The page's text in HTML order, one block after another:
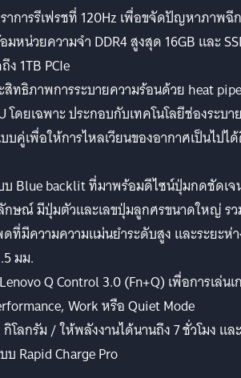
าการรีเฟรชที่ 120Hz เพื่อขจัดปัญหาภาพฉีก
มหน่วยความจำ DDR4 สูงสุด 16GB และ
1TB PCIe
สิทธิภาพการระบายความร้อนด้วย heat pipe
โดยเฉพาะ ประกอบกับเทคโนโลยีช่องระบา
บคู่เพื่อให้การไหลเวียนของอากาศเป็นไปไ
Blue backlit ที่มาพร้อมดีไซน์ปุ่มกดชัดเจ
กษณ์ มีปุ่มตัวและเลขปุ่มลูกศรขนาดใหญ่ ร
ที่มีความความแม่นยำระดับสูง และระยะห่
มม.
Q Control 3.0 (Fn+Q) เพื่อการเล่นเ
Work หรือ Quiet Mode
โลกรัม / ให้พลังงานได้นานถึง 7 ชั่วโมง และ
Rapid Charge Pro